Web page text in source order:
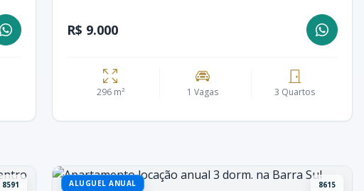
R$ 9.000
296 m² 1 Vagas 3 Quartos
8591 ALUGUEL ANUAL 8615